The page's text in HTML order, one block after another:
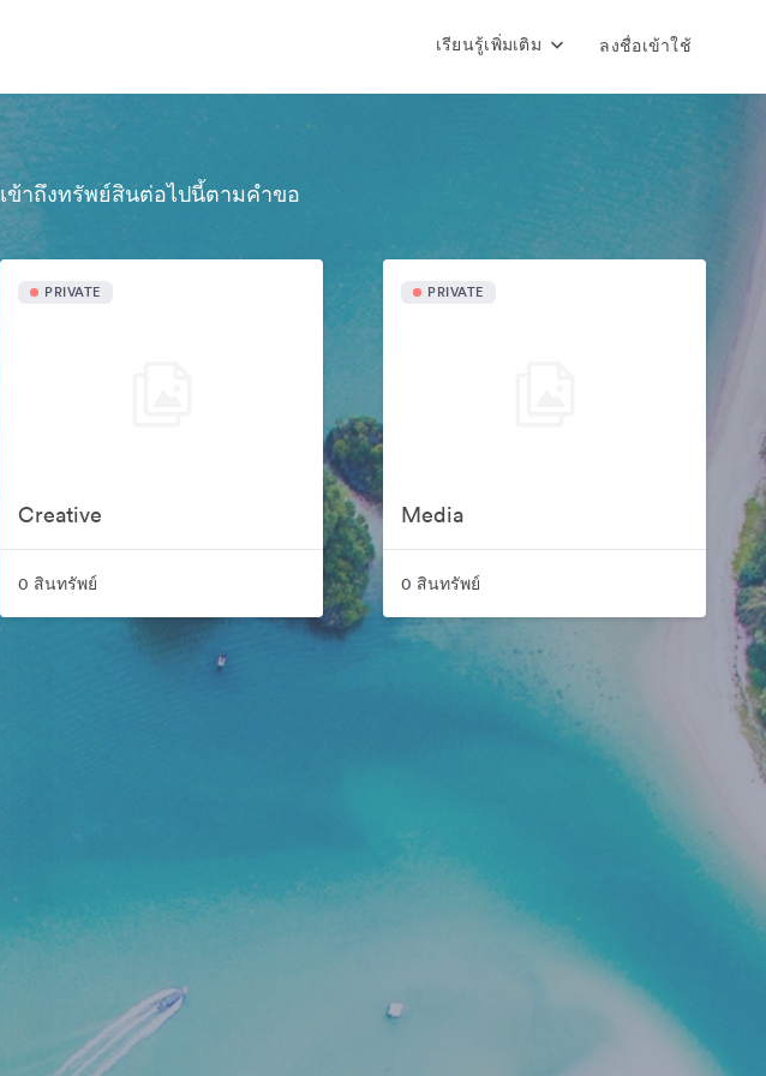
เรียนรู้เพิ่มเติม ลงชื่อเข้าใช้
เข้าถึงทรัพย์สินต่อไปนี้ตามคำขอ
PRIVATE
Creative
0 สินทรัพย์
PRIVATE
Media
0 สินทรัพย์